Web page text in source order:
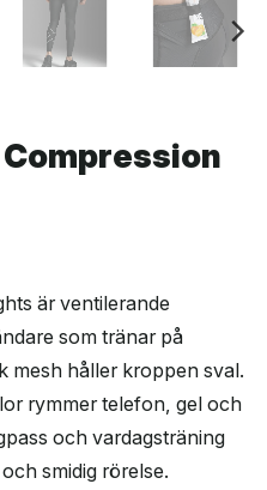
är ventilerande
som tränar på
mesh håller kroppen sval.
rymmer telefon, gel och
och vardagsträning
smidig rörelse.